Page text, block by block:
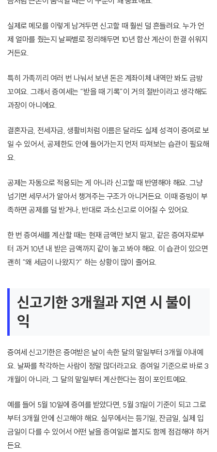
실제로 메모를 이렇게 남겨두면 신고할 때 훨씬 덜 흔들려요. 누가 언
제 얼마를 줬는지 날짜별로 정리해두면 10년 합산 계산이 한결 쉬워지
거든요.
특히 가족끼리 여러 번 나눠서 보낸 돈은 계좌이체 내역만 봐도 금방
꼬여요. 그래서 증여세는 “받을 때 기록”이 거의 절반이라고 생각해도
과장이 아니에요.
결혼자금, 전세자금, 생활비처럼 이름은 달라도 실제 성격이 증여로 보
일 수 있어서, 공제한도 안에 들어가는지 먼저 따져보는 습관이 필요해
요.
공제는 자동으로 적용되는 게 아니라 신고할 때 반영해야 해요. 그냥
넘기면 세무서가 알아서 챙겨주는 구조가 아니거든요. 이때 증빙이 부
족하면 공제를 덜 받거나, 반대로 과소신고로 이어질 수 있어요.
한 번 증여세를 계산할 때는 현재 금액만 보지 말고, 같은 증여자로부
터 과거 10년 내 받은 금액까지 같이 놓고 봐야 해요. 이 습관이 있으면
괜히 “왜 세금이 나왔지?” 하는 상황이 많이 줄어요.
신고기한 3개월과 지연 시 불이
익
증여세 신고기한은 증여받은 날이 속한 달의 말일부터 3개월 이내예
요. 날짜를 착각하는 사람이 정말 많더라고요. 증여일 기준으로 바로 3
개월이 아니라, 그 달의 말일부터 계산한다는 점이 포인트예요.
예를 들어 5월 10일에 증여를 받았다면, 5월 31일이 기준이 되고 그로
부터 3개월 안에 신고해야 해요. 실무에서는 등기일, 잔금일, 실제 입
금일이 다를 수 있어서 어떤 날을 증여일로 볼지도 함께 점검해야 하거
든요.